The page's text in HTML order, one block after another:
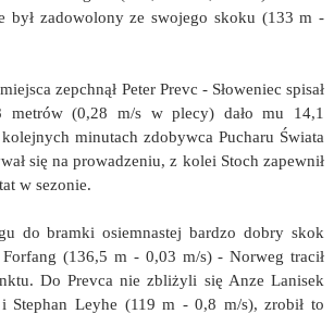
był zadowolony ze swojego skoku (133 m -
zepchnął Peter Prevc - Słoweniec spisał
metrów (0,28 m/s w plecy) dało mu 14,1
minutach zdobywca Pucharu Świata
się na prowadzeniu, z kolei Stoch zapewnił
w sezonie.
do bramki osiemnastej bardzo dobry skok
Forfang (136,5 m - 0,03 m/s) - Norweg tracił
Do Prevca nie zbliżyli się Anze Lanisek
Leyhe (119 m - 0,8 m/s), zrobił to